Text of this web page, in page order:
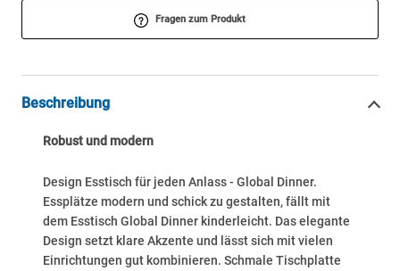
Fragen zum Produkt
Beschreibung
Robust und modern
Design Esstisch für jeden Anlass - Global Dinner.
Essplätze modern und schick zu gestalten, fällt mit
dem Esstisch Global Dinner kinderleicht. Das elegante
Design setzt klare Akzente und lässt sich mit vielen
Einrichtungen gut kombinieren. Schmale Tischplatte